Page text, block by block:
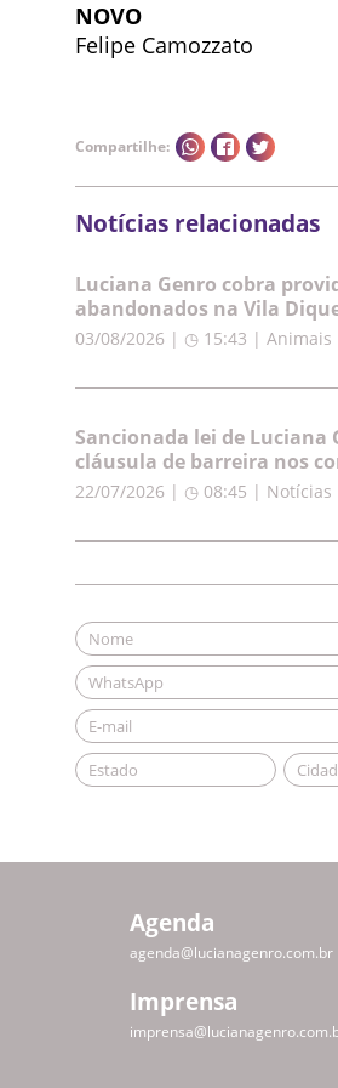
NOVO
Felipe Camozzato
Compartilhe:
Notícias relacionadas
Luciana Genro cobra
abandonados na Vila
03/08/2026 | ◷ 15:43 |
Sancionada lei de Luciana
cláusula de barreira nos
22/07/2026 | ◷ 08:45 | Notícias
Agenda
agenda@lucianagenro.com.br
Imprensa